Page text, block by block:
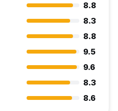
8.8
8.3
8.8
9.5
9.6
8.3
8.6